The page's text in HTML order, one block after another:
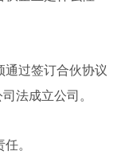
过签订合伙协议
法成立公司。
。